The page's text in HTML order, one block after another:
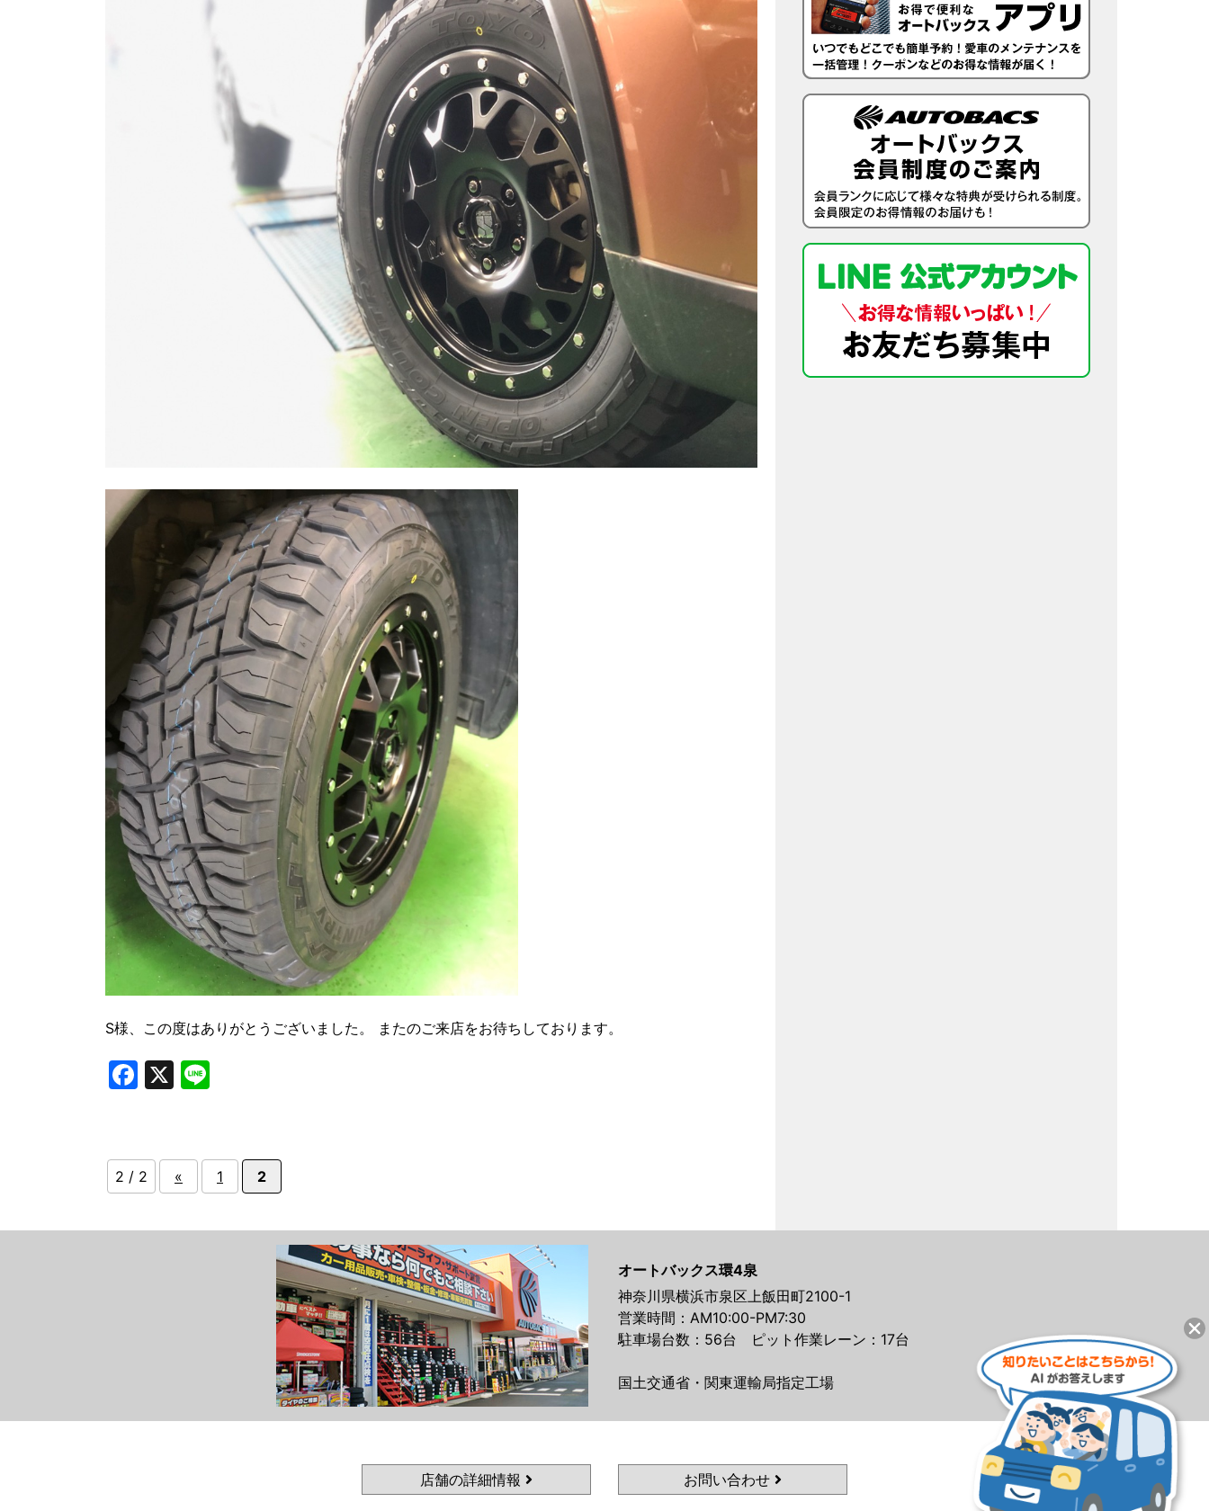
S様、この度はありがとうございました。 またのご来店をお待ちしております。
Facebook
X
2 / 2 « 1 2
オートバックス環4泉
神奈川県横浜市泉区上飯田町2100-1
営業時間：AM10:00-PM7:30
駐車場台数：56台 ピット作業レーン：17台
国土交通省・関東運輸局指定工場
店舗の詳細情報 お問い合わせ